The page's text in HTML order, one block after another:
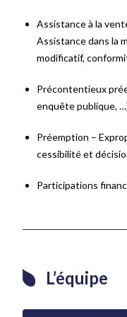
Assistance à la
Assistance dans la
modificatif,
Précontentieux
enquête publique,
Préemption –
cessibilité et
Participations
L’équipe